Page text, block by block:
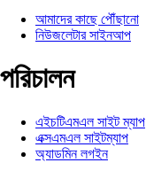
আমাদের কাছে পৌঁছানো
নিউজলেটার সাইনআপ
পরিচালন
এইচটিএমএল সাইট ম্যাপ
এক্সএমএল সাইটম্যাপ
অ্যাডমিন লগইন